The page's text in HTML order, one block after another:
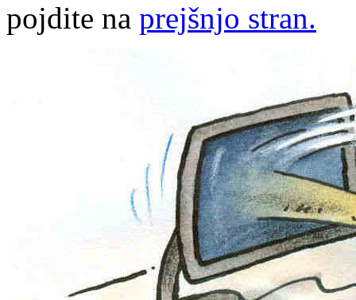
pojdite na prejšnjo stran.